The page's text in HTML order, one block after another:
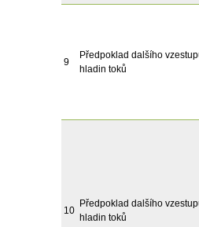
9
Předpoklad dalšího
hladin toků
10
Předpoklad dalšího
hladin toků